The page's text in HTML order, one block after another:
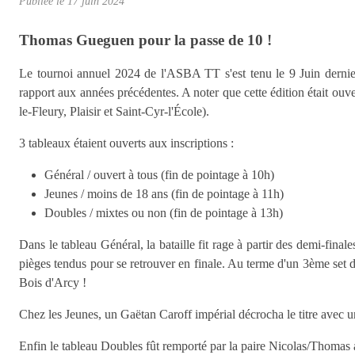
Thomas Gueguen pour la passe de 10 !
Le tournoi annuel 2024 de l'ASBA TT s'est tenu le 9 Juin
rapport aux années précédentes. A noter que cette édition était
le-Fleury, Plaisir et Saint-Cyr-l'École).
3 tableaux étaient ouverts aux inscriptions :
Général / ouvert à tous (fin de pointage à 10h)
Jeunes / moins de 18 ans (fin de pointage à 11h)
Doubles / mixtes ou non (fin de pointage à 13h)
Dans le tableau Général, la bataille fit rage à partir des demi-
pièges tendus pour se retrouver en finale. Au terme d'un 3ème
Bois d'Arcy !
Chez les Jeunes, un Gaëtan Caroff impérial décrocha le titre
Enfin le tableau Doubles fût remporté par la paire Nicolas/